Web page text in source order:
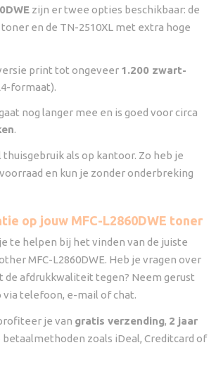
zijn er twee opties beschikbaar: de
en de TN-2510XL met extra hoge
print tot ongeveer 1.200 zwart-
formaat).
nog langer mee en is goed voor circa
.
als op kantoor. Zo heb je
en kun je zonder onderbreking
op jouw MFC-L2860DWE toner
te helpen bij het vinden van de juiste
MFC-L2860DWE. Heb je vragen over
de afdrukkwaliteit tegen? Neem gerust
telefoon, e-mail of chat.
je van gratis verzending, 2 jaar
betaalmethoden zoals iDeal, Creditcard of